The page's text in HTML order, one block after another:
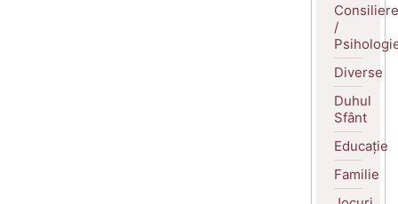
Consiliere
/
Diverse
Duhul
Sfânt
Educație
Familie